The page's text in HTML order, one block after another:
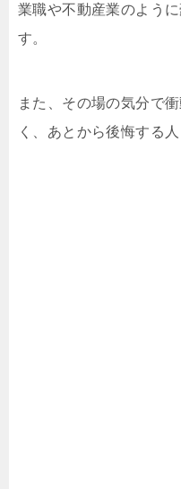
業職や不動産業のよう
す。
また、その場の気分で
く、あとから後悔する人